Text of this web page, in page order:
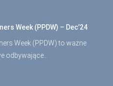
Week (PPDW) – Dec’24
Week (PPDW) to ważne
odbywające…